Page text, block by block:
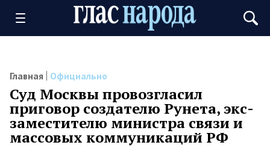
Главная Официально
Суд Москвы провозгласил
приговор создателю Рунета, экс-
заместителю министра связи и
массовых коммуникаций РФ